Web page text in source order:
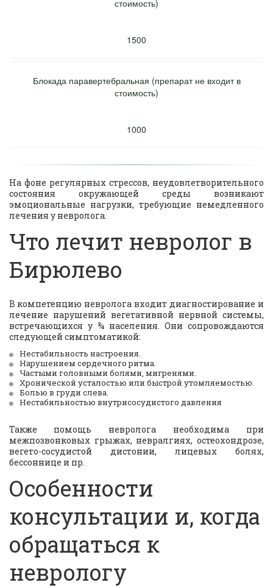
стоимость)
1500
Блокада паравертебральная (препарат не входит в
стоимость)
1000
На фоне регулярных стрессов, неудовлетворительного
состояния окружающей среды возникают
эмоциональные нагрузки, требующие немедленного
лечения у невролога.
Что лечит невролог в
Бирюлево
В компетенцию невролога входит диагностирование и
лечение нарушений вегетативной нервной системы,
встречающихся у ¾ населения. Они сопровождаются
следующей симптоматикой:
Нестабильность настроения.
Нарушением сердечного ритма.
Частыми головными болями, мигренями.
Хронической усталостью или быстрой утомляемостью.
Болью в груди слева.
Нестабильностью внутрисосудистого давления
Также помощь невролога необходима при
межпозвонковых грыжах, невралгиях, остеохондрозе,
вегето-сосудистой дистонии, лицевых болях,
бессоннице и пр.
Особенности
консультации и, когда
обращаться к
неврологу